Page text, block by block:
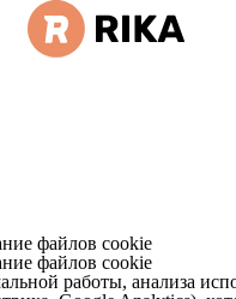
файлов cookie
файлов cookie
работы, анализа